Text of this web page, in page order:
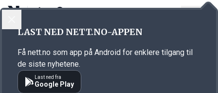
Annonsørinnhold
LAST NED NETT.NO-APPEN
Få nett.no som app på Android for enklere tilgang til
de siste nyhetene.
Last ned fra
Google Play